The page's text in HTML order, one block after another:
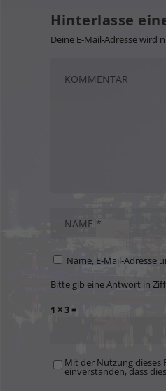
Hinterlasse
Deine E-Mail-Adresse wird
Name, E-Mail-Adresse
Bitte gib eine Antwort in
1 × 3 =
Mit der Nutzung dieses
einverstanden, dass